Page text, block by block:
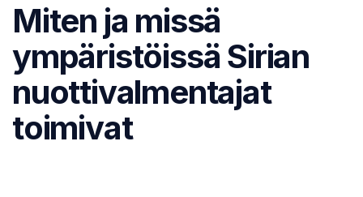
Miten ja missä
ympäristöissä Sirian
nuottivalmentajat
toimivat